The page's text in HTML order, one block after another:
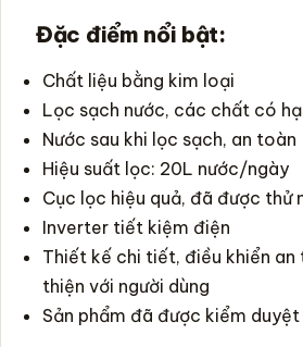
Đặc điểm nổi bật:
Chất liệu bằng kim loại
Lọc sạch nước, các chất có
Nước sau khi lọc sạch, an toàn
Hiệu suất lọc: 20L nước/ngày
Cục lọc hiệu quả, đã được thử
Inverter tiết kiệm điện
Thiết kế chi tiết, điều khiển an
thiện với người dùng
Sản phẩm đã được kiểm